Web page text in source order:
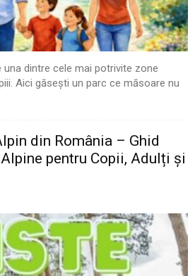
dintre cele mai potrivite zone
Aici găsești un parc ce măsoare nu
din România – Ghid
pentru Copii, Adulți și